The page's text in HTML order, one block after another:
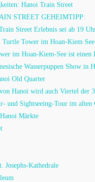
Hanoi Train Street
STREET GEHEIMTIPP:
Street Erlebnis sei ab 19
Tower im Hoan-Kiem See
im Hoan-Kiem-See ist einen
Wasserpuppen Show in
Old Quarter
Hanoi wird auch Viertel der
und Sightseeing-Tour im alten
Märkte
Josephs-Kathedrale